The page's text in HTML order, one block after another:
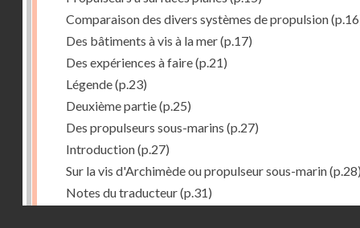
Comparaison des divers systèmes de propulsion
Des bâtiments à vis à la mer(p.17)
Des expériences à faire(p.21)
Légende(p.23)
Deuxième partie(p.25)
Des propulseurs sous-marins (p.27)
Introduction(p.27)
Sur la vis d'Archimède ou propulseur sous-marin
Notes du traducteur(p.31)